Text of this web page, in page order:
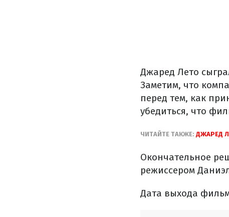
Джаред Лето
Заметим, что
перед тем, как
убедиться, что
ЧИТАЙТЕ ТАКЖЕ: ДЖАРЕД
Окончательное
режиссером
Дата выхода